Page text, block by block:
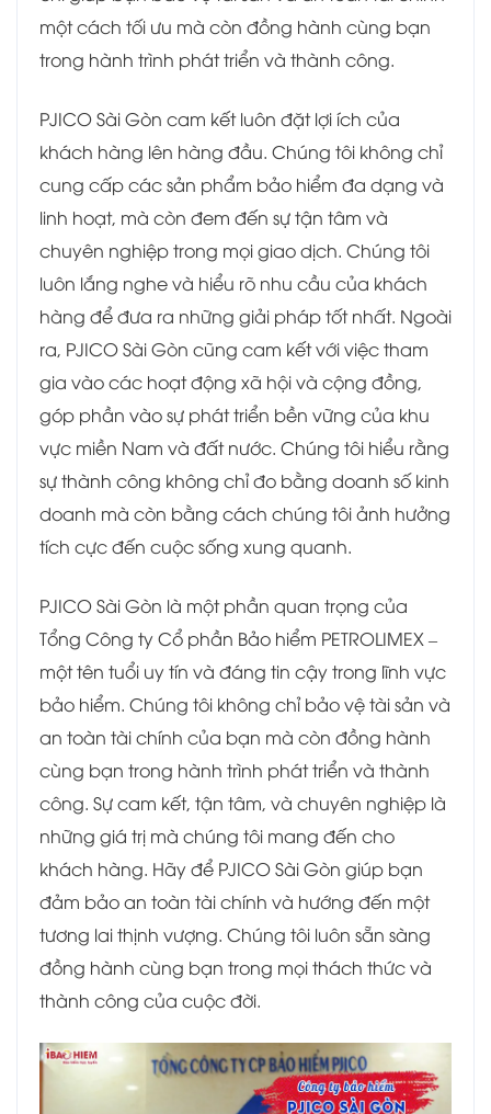
một cách tối ưu mà còn đồng hành cùng bạn
trong hành trình phát triển và thành công.
PJICO Sài Gòn cam kết luôn đặt lợi ích của
khách hàng lên hàng đầu. Chúng tôi không chỉ
cung cấp các sản phẩm bảo hiểm đa dạng và
linh hoạt, mà còn đem đến sự tận tâm và
chuyên nghiệp trong mọi giao dịch. Chúng tôi
luôn lắng nghe và hiểu rõ nhu cầu của khách
hàng để đưa ra những giải pháp tốt nhất. Ngoài
ra, PJICO Sài Gòn cũng cam kết với việc tham
gia vào các hoạt động xã hội và cộng đồng,
góp phần vào sự phát triển bền vững của khu
vực miền Nam và đất nước. Chúng tôi hiểu rằng
sự thành công không chỉ đo bằng doanh số kinh
doanh mà còn bằng cách chúng tôi ảnh hưởng
tích cực đến cuộc sống xung quanh.
PJICO Sài Gòn là một phần quan trọng của
Tổng Công ty Cổ phần Bảo hiểm PETROLIMEX –
một tên tuổi uy tín và đáng tin cậy trong lĩnh vực
bảo hiểm. Chúng tôi không chỉ bảo vệ tài sản và
an toàn tài chính của bạn mà còn đồng hành
cùng bạn trong hành trình phát triển và thành
công. Sự cam kết, tận tâm, và chuyên nghiệp là
những giá trị mà chúng tôi mang đến cho
khách hàng. Hãy để PJICO Sài Gòn giúp bạn
đảm bảo an toàn tài chính và hướng đến một
tương lai thịnh vượng. Chúng tôi luôn sẵn sàng
đồng hành cùng bạn trong mọi thách thức và
thành công của cuộc đời.